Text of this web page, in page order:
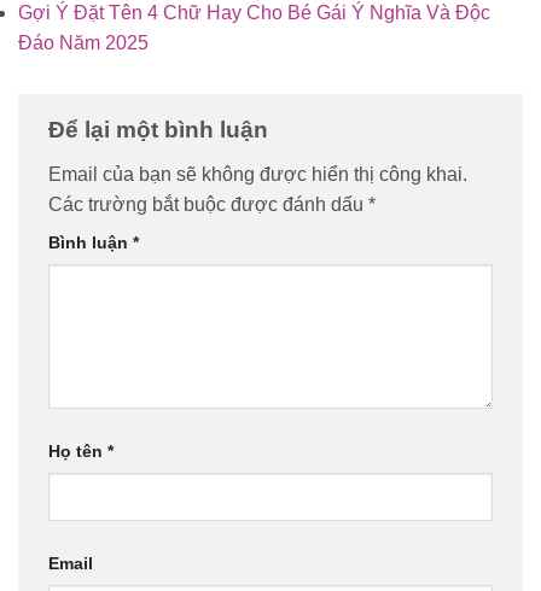
Gợi Ý Đặt Tên 4 Chữ Hay Cho Bé Gái Ý Nghĩa Và Độc
Đáo Năm 2025
Để lại một bình luận
Email của bạn sẽ không được hiển thị công khai.
Các trường bắt buộc được đánh dấu *
Bình luận *
Họ tên *
Email